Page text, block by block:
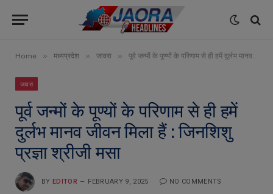
Home » मध्यप्रदेश » जावरा » पूर्व जन्मों के पूण्यों के परिणाम से ही हमें दुर्लभ मानव जीवन मिला हैं : जिनशिशु प्रज्ञा श्रीजी मसा
जावरा
पूर्व जन्मों के पूण्यों के परिणाम से ही हमें
दुर्लभ मानव जीवन मिला हैं : जिनशिशु
प्रज्ञा श्रीजी मसा
BY EDITOR FEBRUARY 9, 2025 NO COMMENTS